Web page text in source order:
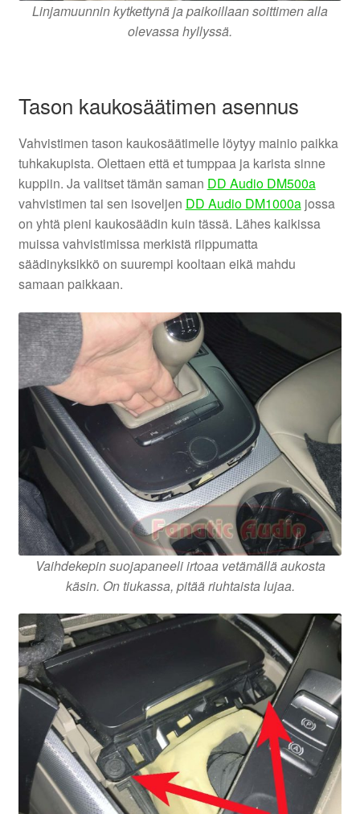
Linjamuunnin kytkettynä ja paikoillaan soittimen alla
olevassa hyllyssä.
Tason kaukosäätimen asennus
Vahvistimen tason kaukosäätimelle löytyy mainio paikka
tuhkakupista. Olettaen että et tumppaa ja karista sinne
kuppiin. Ja valitset tämän saman DD Audio DM500a
vahvistimen tai sen isoveljen DD Audio DM1000ajossa
on yhtä pieni kaukosäädin kuin tässä. Lähes kaikissa
muissa vahvistimissa merkistä riippumatta
säädinyksikkö on suurempi kooltaan eikä mahdu
samaan paikkaan.
Vaihdekepin suojapaneeli irtoaa vetämällä aukosta
käsin. On tiukassa, pitää riuhtaista lujaa.